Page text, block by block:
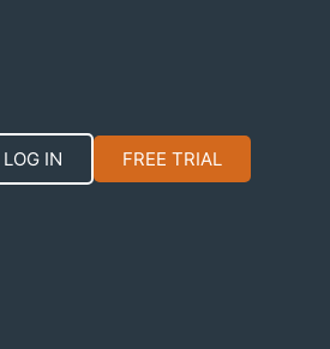
LOG IN FREE TRIAL